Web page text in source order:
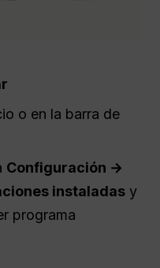
o en la barra de
Configuración →
instaladas y
programa